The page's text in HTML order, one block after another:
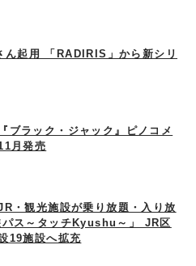
起用 「RADIRIS」から新シリ
ブラック・ジャック』ピノコメ
月発売
・観光施設が乗り放題・入り放
パス～タッチKyushu～」 JR区
19施設へ拡充